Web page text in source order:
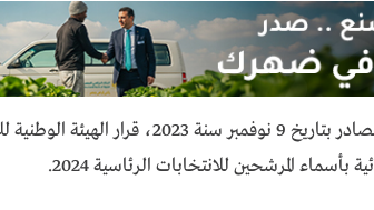
نشرت الجريدة الرسمية في العدد 45 “تابع” الصادر بتاريخ 9 نوفمبر سنة